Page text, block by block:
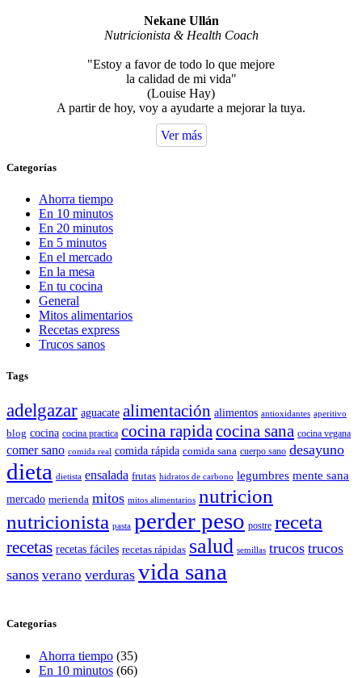
Nekane Ullán
Nutricionista & Health Coach
"Estoy a favor de todo lo que mejore
la calidad de mi vida"
(Louise Hay)
A partir de hoy, voy a ayudarte a mejorar la tuya.
Ver más
Categorías
Ahorra tiempo
En 10 minutos
En 20 minutos
En 5 minutos
En el mercado
En la mesa
En tu cocina
General
Mitos alimentarios
Recetas express
Trucos sanos
Tags
adelgazar aguacate alimentación alimentos antioxidantes aperitivo
blog cocina cocina practica cocina rapidacocina sana cocina vegana
comer sano comida real comida rápida comida sana cuerpo sano desayuno
dieta dietista ensalada frutas hidratos de carbono legumbres mente sana
mercado merienda mitos mitos alimentarios nutricion
nutricionista pasta perder peso postre receta
recetas recetas fáciles recetas rápidas salud semillas trucos trucos
sanos verano verduras vida sana
Categorías
Ahorra tiempo (35)
En 10 minutos (66)